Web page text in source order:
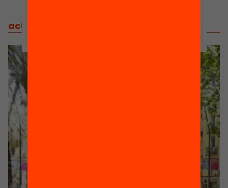
actes